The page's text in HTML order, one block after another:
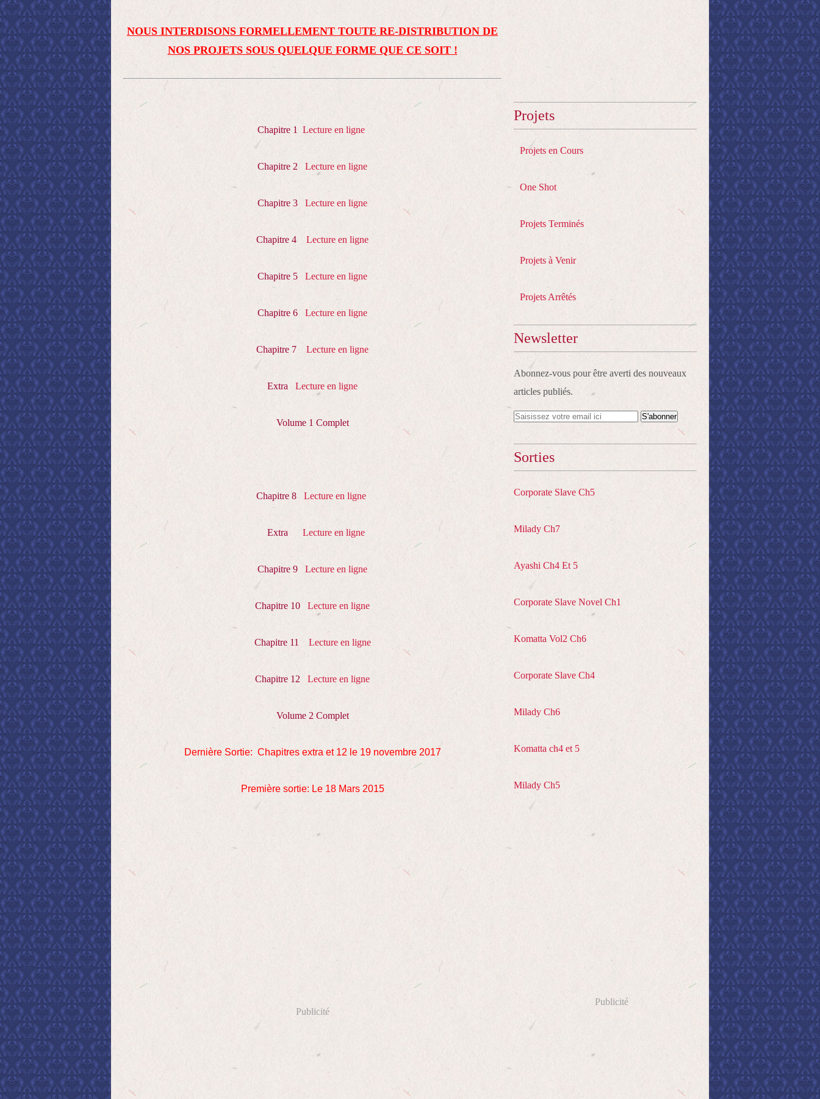
NOUS INTERDISONS FORMELLEMENT TOUTE RE-DISTRIBUTION DE
NOS PROJETS SOUS QUELQUE FORME QUE CE SOIT !
Chapitre 1 Lecture en ligne
Chapitre 2 Lecture en ligne
Chapitre 3 Lecture en ligne
Chapitre 4 Lecture en ligne
Chapitre 5 Lecture en ligne
Chapitre 6 Lecture en ligne
Chapitre 7 Lecture en ligne
Extra Lecture en ligne
Volume 1 Complet
Chapitre 8 Lecture en ligne
Extra Lecture en ligne
Chapitre 9 Lecture en ligne
Chapitre 10 Lecture en ligne
Chapitre 11 Lecture en ligne
Chapitre 12 Lecture en ligne
Volume 2 Complet
Dernière Sortie: Chapitres extra et 12 le 19 novembre 2017
Première sortie: Le 18 Mars 2015
Publicité
Projets
Projets en Cours
One Shot
Projets Terminés
Projets à Venir
Projets Arrêtés
Newsletter
Abonnez-vous pour être averti des nouveaux
articles publiés.
Sorties
Corporate Slave Ch5
Milady Ch7
Ayashi Ch4 Et 5
Corporate Slave Novel Ch1
Komatta Vol2 Ch6
Corporate Slave Ch4
Milady Ch6
Komatta ch4 et 5
Milady Ch5
Publicité